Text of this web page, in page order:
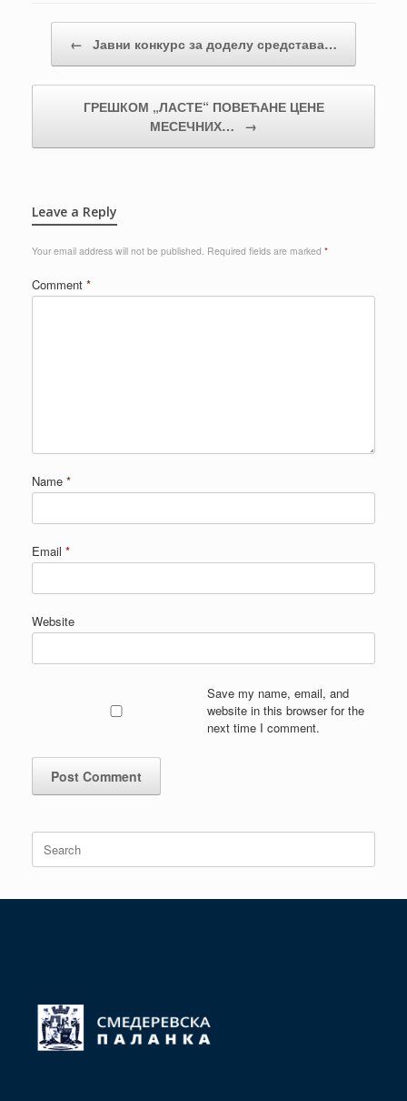
← Јавни конкурс за доделу средстава…
ГРЕШКОМ „ЛАСТЕ“ ПОВЕЋАНЕ ЦЕНЕ
МЕСЕЧНИХ…
→
Leave a Reply
Your email address will not be published. Required fields are marked *
Comment *
Name *
Email *
Website
Save my name, email, and
website in this browser for the
next time I comment.
Search
for: